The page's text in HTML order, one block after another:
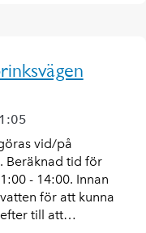
vid/på
Beräknad tid för
- 14:00. Innan
för att kunna
till att…